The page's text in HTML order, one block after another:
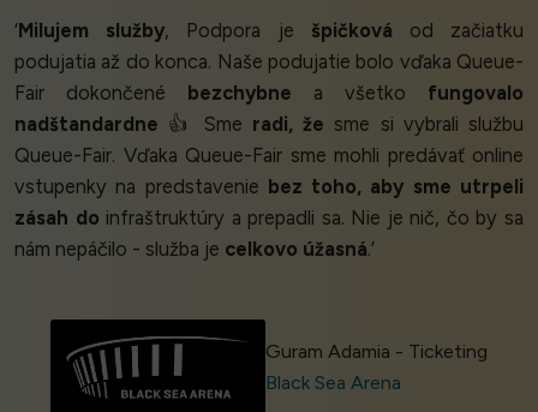
‘Milujem služby, Podpora je špičková od začiatku
podujatia až do konca. Naše podujatie bolo vďaka Queue-
Fair dokončené bezchybne a všetko fungovalo
nadštandardne 👍 Sme radi, že sme si vybrali službu
Queue-Fair. Vďaka Queue-Fair sme mohli predávať online
vstupenky na predstavenie bez toho, aby sme utrpeli
zásah do infraštruktúry a prepadli sa. Nie je nič, čo by sa
nám nepáčilo - služba je celkovo úžasná.’
Guram Adamia - Ticketing
Black Sea Arena